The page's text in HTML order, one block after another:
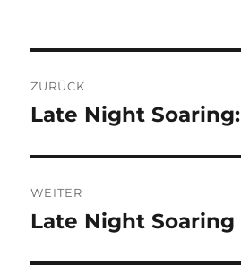
ZURÜCK
Vorheriger
Late Night Soaring:
WEITER
Nächster
Late Night Soaring